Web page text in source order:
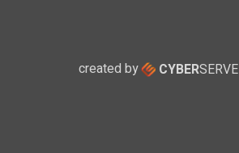
created by CYBERSERVE